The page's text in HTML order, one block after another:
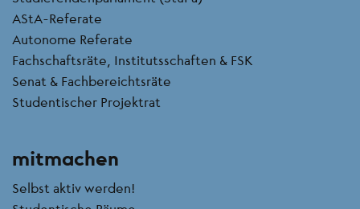
AStA-Referate
Autonome Referate
Fachschaftsräte, Institutsschaften & FSK
Senat & Fachbereichtsräte
Studentischer Projektrat
mitmachen
Selbst aktiv werden!